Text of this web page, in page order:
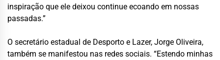
inspiração que ele deixou continue ecoando em nossas
passadas.”
O secretário estadual de Desporto e Lazer, Jorge Oliveira,
também se manifestou nas redes sociais. “Estendo minhas